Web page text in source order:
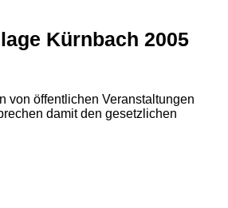
1 2
Kürnbach 2005
von öffentlichen Veranstaltungen
damit den gesetzlichen